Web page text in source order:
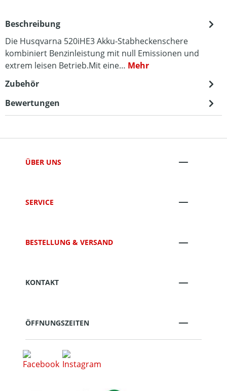
Beschreibung
Die Husqvarna 520iHE3 Akku-Stabheckenschere
kombiniert Benzinleistung mit null Emissionen und
extrem leisen Betrieb.Mit eine… Mehr
Zubehör
Bewertungen
ÜBER UNS
SERVICE
BESTELLUNG & VERSAND
KONTAKT
ÖFFNUNGSZEITEN